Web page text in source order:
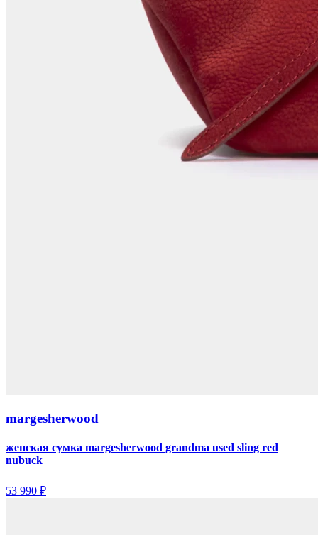
margesherwood
женская сумка margesherwood grandma used sling red
nubuck
53 990 ₽